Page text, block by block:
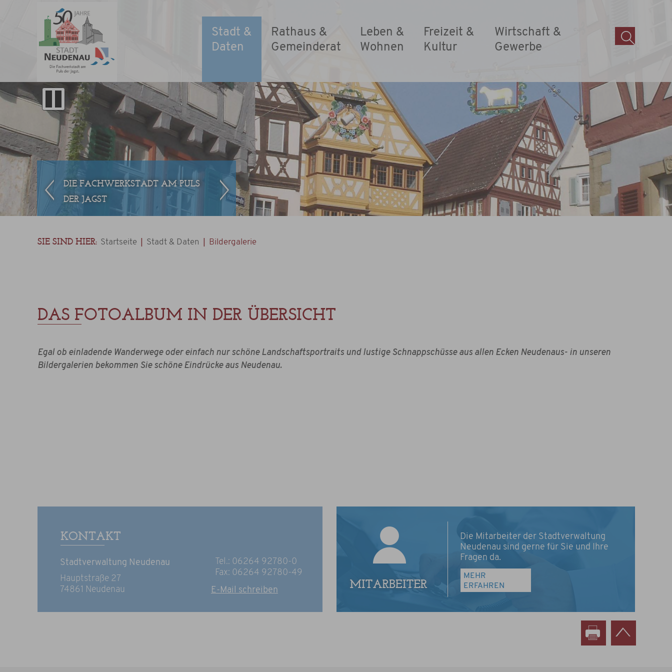
Stadt &
Daten
Rathaus &
Gemeinderat
Leben &
Wohnen
Freizeit &
Kultur
Wirtschaft &
Gewerbe
DIE FACHWERKSTADT AM PULS
DER JAGST
SIE SIND HIER: Startseite | Stadt & Daten | Bildergalerie
DAS FOTOALBUM IN DER ÜBERSICHT
Egal ob einladende Wanderwege oder einfach nur schöne Landschaftsportraits und lustige Schnappschüsse aus allen Ecken Neudenaus- in unseren
Bildergalerien bekommen Sie schöne Eindrücke aus Neudenau.
KONTAKT
Stadtverwaltung Neudenau
Hauptstraße 27
74861 Neudenau
Tel.: 06264 92780-0
Fax: 06264 92780-49
E-Mail schreiben
Die Mitarbeiter der Stadtverwaltung
Neudenau sind gerne für Sie und Ihre
Fragen da.
MEHR
ERFAHREN